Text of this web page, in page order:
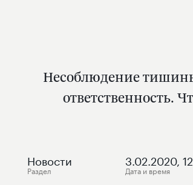
Несоблюдение
ответственность.
Новости
Раздел
3.02.2020,
Дата и время